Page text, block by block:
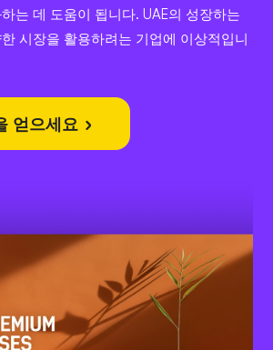
는 데 도움이 됩니다. UAE의 성장하는
시장을 활용하려는 기업에 이상적입니
얻으세요